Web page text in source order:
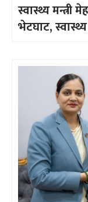
स्वास्थ्य
भेटघाट,